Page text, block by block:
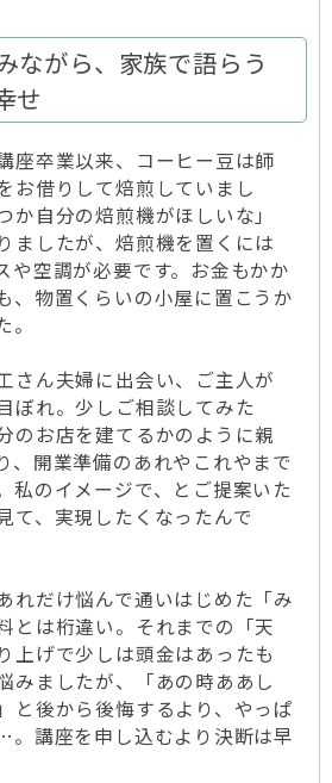
ながら、家族で語らう
せ
座卒業以来、コーヒー豆は師
お借りして焙煎していまし
か自分の焙煎機がほしいな」
ましたが、焙煎機を置くには
や空調が必要です。お金もかか
、物置くらいの小屋に置こうか
。
さん夫婦に出会い、ご主人が
ぼれ。少しご相談してみた
のお店を建てるかのように親
、開業準備のあれやこれやまで
私のイメージで、とご提案いた
て、実現したくなったんで
れだけ悩んで通いはじめた「み
とは桁違い。それまでの「天
上げで少しは頭金はあったも
みましたが、「あの時ああし
と後から後悔するより、やっぱ
。講座を申し込むより決断は早